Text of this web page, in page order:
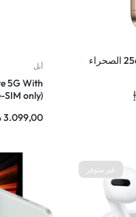
اي فون 16PRO ماكس 256GB الصحراء
أبل
5G With
SIM only)
3.099,00
غير متوفر